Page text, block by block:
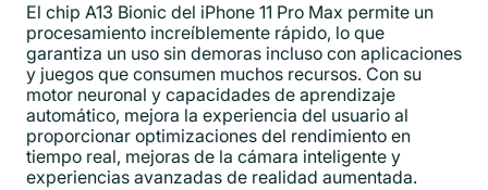
El chip A13 Bionic del iPhone 11 Pro Max permite un
procesamiento increíblemente rápido, lo que
garantiza un uso sin demoras incluso con aplicaciones
y juegos que consumen muchos recursos. Con su
motor neuronal y capacidades de aprendizaje
automático, mejora la experiencia del usuario al
proporcionar optimizaciones del rendimiento en
tiempo real, mejoras de la cámara inteligente y
experiencias avanzadas de realidad aumentada.